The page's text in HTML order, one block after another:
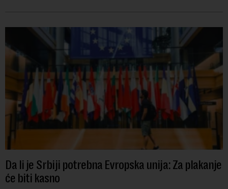
Da li je Srbiji potrebna Evropska unija: Za plakanje
će biti kasno